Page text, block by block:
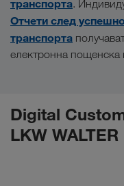
транспорта.
Отчети след
транспорта
електронна пощенска
Digital
LKW WALTER